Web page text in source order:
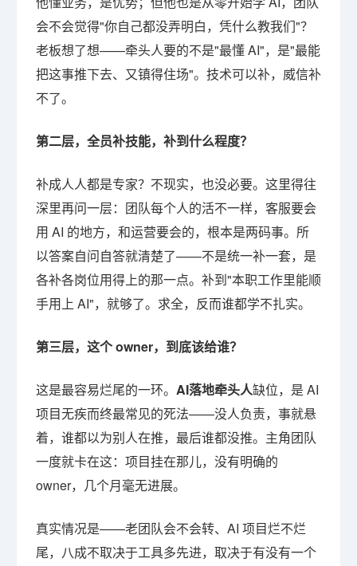
会不会觉得"你自己都没弄明白，凭什么教我们"？
老板想了想——牵头人要的不是"最懂 AI"，是"最能
把这事推下去、又镇得住场"。技术可以补，威信补
不了。
第二层，全员补技能，补到什么程度？
补成人人都是专家？不现实，也没必要。这里得往
深里再问一层：团队每个人的活不一样，客服要会
用 AI 的地方，和运营要会的，根本是两码事。所
以答案自问自答就清楚了——不是统一补一套，是
各补各岗位用得上的那一点。补到"本职工作里能顺
手用上 AI"，就够了。求全，反而谁都学不扎实。
第三层，这个 owner，到底该给谁？
这是最容易烂尾的一环。 AI落地牵头人缺位，是 AI
项目无疾而终最常见的死法——没人负责，事就悬
着，谁都以为别人在推，最后谁都没推。主角团队
一度就卡在这：项目挂在那儿，没有明确的
owner，几个月毫无进展。
真实情况是——老团队会不会转、AI 项目烂不烂
尾，八成不取决于工具多先进，取决于有没有一个